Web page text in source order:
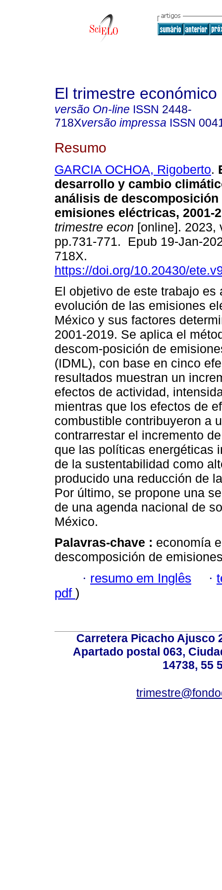
El trimestre económico
versão On-line ISSN 2448-
718Xversão impressa ISSN
Resumo
GARCIA OCHOA, Rigoberto.
desarrollo y cambio
análisis de descomposición
emisiones eléctricas, 2001-
trimestre econ [online]. 2023,
pp.731-771. Epub 19-Jan-
718X.
https://doi.org/10.20430/
El objetivo de este trabajo es
evolución de las emisiones
México y sus factores
2001-2019. Se aplica el
descom‑posición de
(IDML), con base en cinco
resultados muestran un
efectos de actividad,
mientras que los efectos de
combustible contribuyeron a
contrarrestar el incremento
que las políticas energéticas
de la sustentabilidad como
producido una reducción de
Por último, se propone una
de una agenda nacional de
México.
Palavras-chave : economía
descomposición de
· resumo em Inglês ·
pdf )
Carretera Picacho Ajusco
Apartado postal 063,
14738, 55